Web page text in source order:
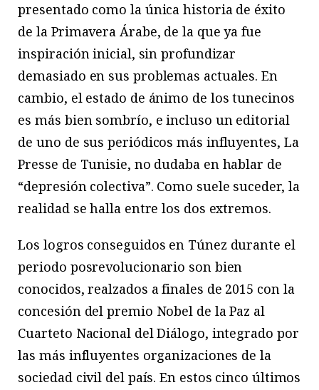
presentado como la única historia de éxito
de la Primavera Árabe, de la que ya fue
inspiración inicial, sin profundizar
demasiado en sus problemas actuales. En
cambio, el estado de ánimo de los tunecinos
es más bien sombrío, e incluso un editorial
de uno de sus periódicos más influyentes, La
Presse de Tunisie, no dudaba en hablar de
“depresión colectiva”. Como suele suceder, la
realidad se halla entre los dos extremos.
Los logros conseguidos en Túnez durante el
periodo posrevolucionario son bien
conocidos, realzados a finales de 2015 con la
concesión del premio Nobel de la Paz al
Cuarteto Nacional del Diálogo, integrado por
las más influyentes organizaciones de la
sociedad civil del país. En estos cinco últimos